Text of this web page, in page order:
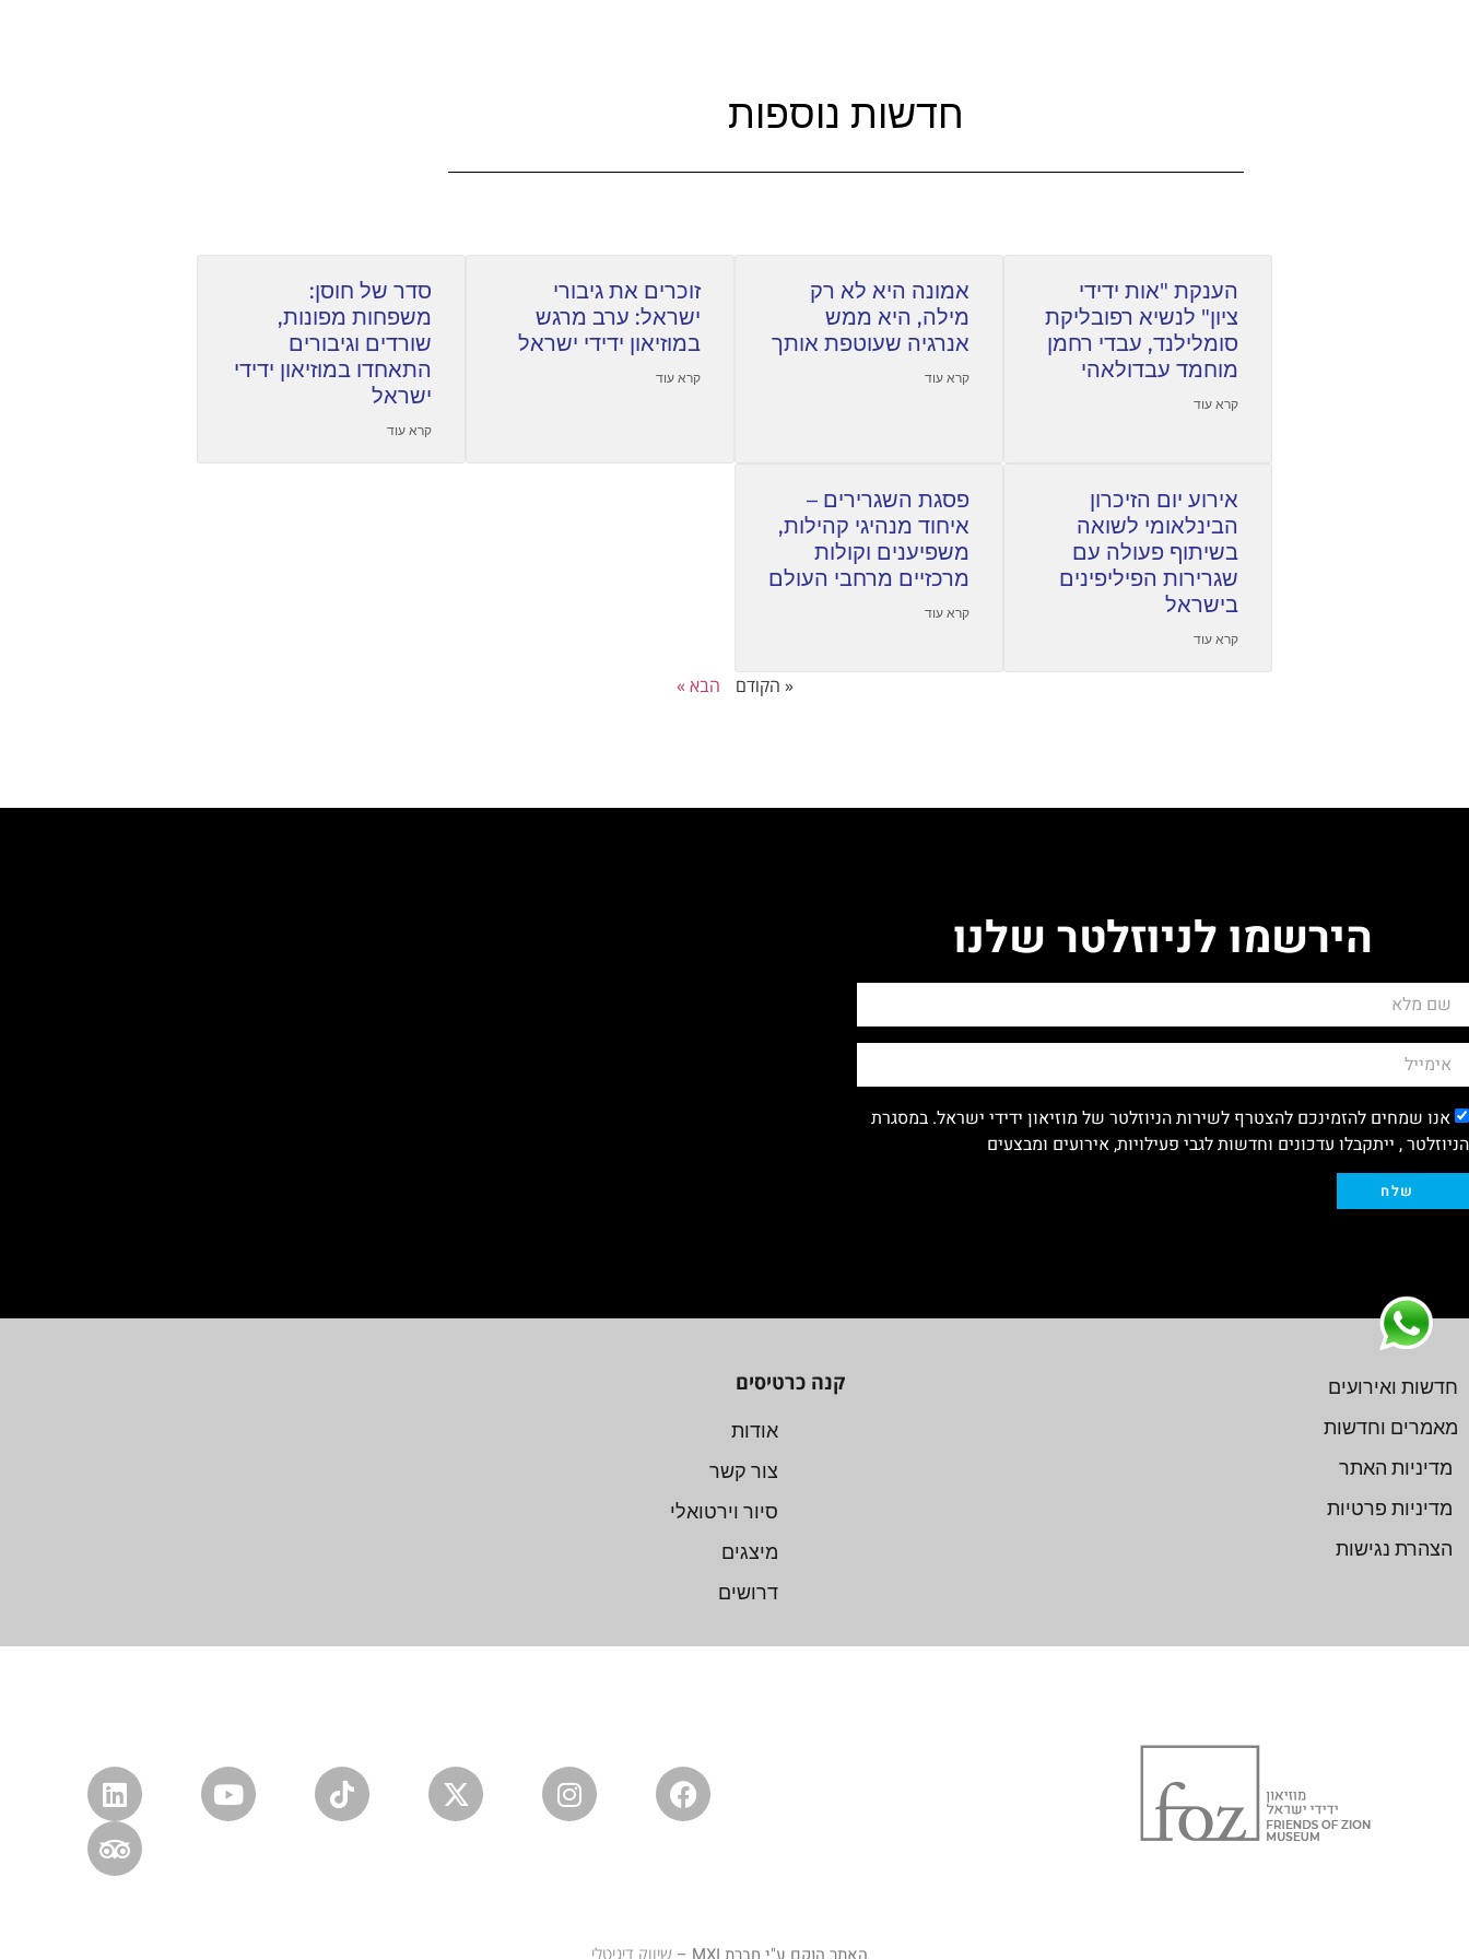
חדשות נוספות
הענקת "אות ידידי
ציון" לנשיא רפובליקת
סומלילנד, עבדי רחמן
מוחמד עבדולאהי
קרא עוד
אמונה היא לא רק
מילה, היא ממש
אנרגיה שעוטפת אותך
קרא עוד
זוכרים את גיבורי
ישראל: ערב מרגש
במוזיאון ידידי ישראל
קרא עוד
סדר של חוסן:
משפחות מפונות,
שורדים וגיבורים
התאחדו במוזיאון ידידי
ישראל
קרא עוד
אירוע יום הזיכרון
הבינלאומי לשואה
בשיתוף פעולה עם
שגרירות הפיליפינים
בישראל
קרא עוד
פסגת השגרירים –
איחוד מנהיגי קהילות,
משפיענים וקולות
מרכזיים מרחבי העולם
קרא עוד
« הקודם הבא »
הירשמו לניוזלטר שלנו
אנו שמחים להזמינכם להצטרף לשירות הניוזלטר של מוזיאון ידידי ישראל. במסגרת
הניוזלטר , ייתקבלו עדכונים וחדשות לגבי פעילויות, אירועים ומבצעים
שלח
חדשות ואירועים
מאמרים וחדשות
מדיניות האתר
מדיניות פרטיות
הצהרת נגישות
קנה כרטיסים
אודות
צור קשר
סיור וירטואלי
מיצגים
דרושים
שיווק דיגיטלי